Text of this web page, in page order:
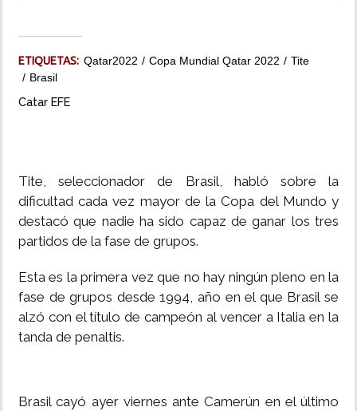
ETIQUETAS: Qatar2022 Copa Mundial Qatar 2022
Tite
Brasil
Catar EFE
Tite, seleccionador de Brasil, habló sobre la
dificultad cada vez mayor de la Copa del Mundo y
destacó que nadie ha sido capaz de ganar los tres
partidos de la fase de grupos.
Esta es la primera vez que no hay ningún pleno en la
fase de grupos desde 1994, año en el que Brasil se
alzó con el título de campeón al vencer a Italia en la
tanda de penaltis.
Brasil cayó ayer viernes ante Camerún en el último